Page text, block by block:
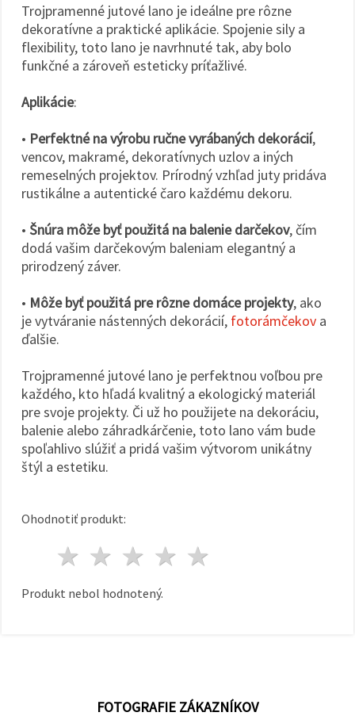
Trojpramenné jutové lano je ideálne pre rôzne
dekoratívne a praktické aplikácie. Spojenie sily a
flexibility, toto lano je navrhnuté tak, aby bolo
funkčné a zároveň esteticky príťažlivé.
Aplikácie:
• Perfektné na výrobu ručne vyrábaných dekorácií,
vencov, makramé, dekoratívnych uzlov a iných
remeselných projektov. Prírodný vzhľad juty pridáva
rustikálne a autentické čaro každému dekoru.
• Šnúra môže byť použitá na balenie darčekov, čím
dodá vašim darčekovým baleniam elegantný a
prirodzený záver.
• Môže byť použitá pre rôzne domáce projekty, ako
je vytváranie nástenných dekorácií, fotorámčekov a
ďalšie.
Trojpramenné jutové lano je perfektnou voľbou pre
každého, kto hľadá kvalitný a ekologický materiál
pre svoje projekty. Či už ho použijete na dekoráciu,
balenie alebo záhradkárčenie, toto lano vám bude
spoľahlivo slúžiť a pridá vašim výtvorom unikátny
štýl a estetiku.
Ohodnotiť produkt:
4 hviezdy
3 hviezdy
2 hviezdy
1 hviezda
Produkt nebol hodnotený.
FOTOGRAFIE ZÁKAZNÍKOV